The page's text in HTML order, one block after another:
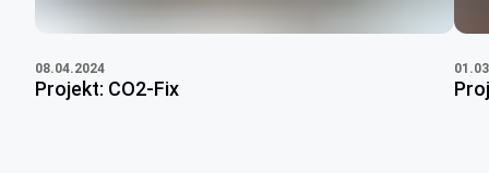
08.04.2024
Projekt: CO2-Fix